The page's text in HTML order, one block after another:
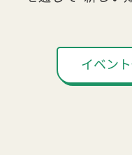
イベン